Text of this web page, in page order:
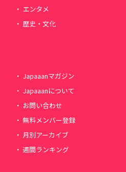
エンタメ
歴史・文化
Japaaanマガジン
Japaaanについて
お問い合わせ
無料メンバー登録
月別アーカイブ
週間ランキング